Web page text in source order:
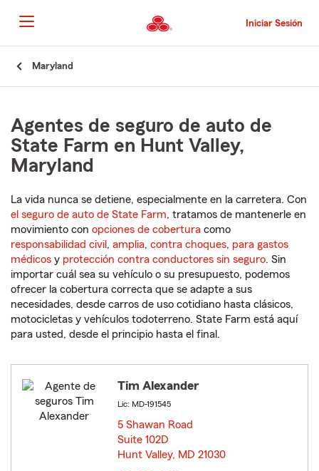
al
contenido
principal
Iniciar Sesión
Maryland
Agentes de seguro de auto de
State Farm en Hunt Valley,
Maryland
La vida nunca se detiene, especialmente en la carretera. Con
el seguro de auto de State Farm, tratamos de mantenerle en
movimiento con opciones de cobertura como
responsabilidad civil , amplia, contra choques, para gastos
médicos y protección contra conductores sin seguro. Sin
importar cuál sea su vehículo o su presupuesto, podemos
ofrecer la cobertura correcta que se adapte a sus
necesidades, desde carros de uso cotidiano hasta clásicos,
motocicletas y vehículos todoterreno. State Farm está aquí
para usted, desde el principio hasta el final.
Tim Alexander
Lic: MD-191545
5 Shawan Road
Suite 102D
Hunt Valley, MD 21030